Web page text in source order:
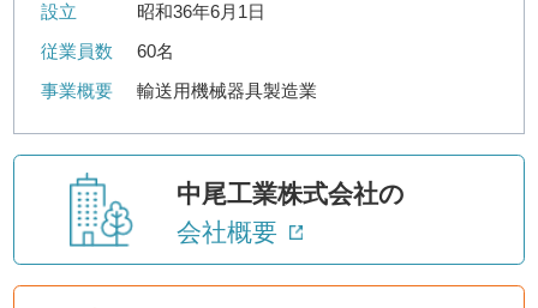
設立
昭和36年6月1日
従業員数
60名
事業概要
輸送用機械器具製造業
中尾工業株式会社の
会社概要